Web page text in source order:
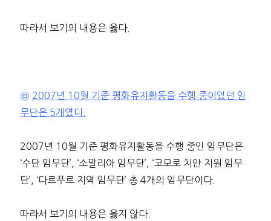
따라서 보기의 내용은 옳다.
㉤ 2007년 10월 기준 평화유지활동을 수행 중이었던 임
무단은 5개였다.
2007년 10월 기준 평화유지활동을 수행 중인 임무단은
‘수단 임무단’, ‘소말리아 임무단’, ‘코모로 치안 지원 임무
단’, ‘다르푸르 지역 임무단’ 총 4개의 임무단이다.
따라서 보기의 내용은 옳지 않다.